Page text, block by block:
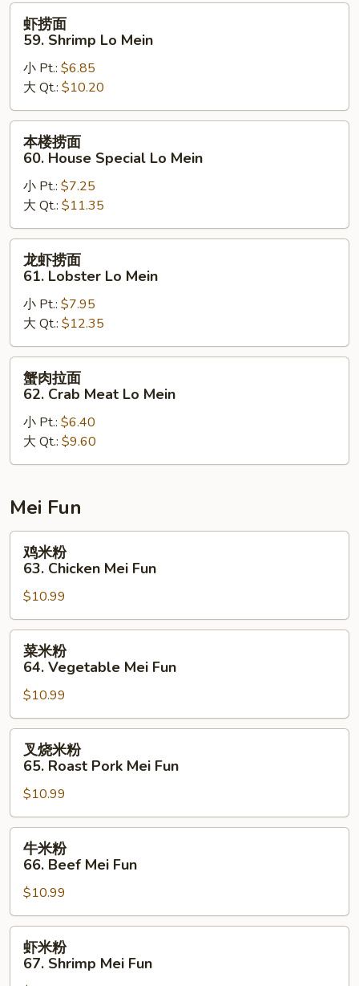
Mein
59.
Shrimp
Lo
Mein
虾捞面
59. Shrimp Lo Mein
小 Pt.: $6.85
大 Qt.: $10.20
60.
House
Special
Lo
Mein
本楼捞面
60. House Special Lo Mein
小 Pt.: $7.25
大 Qt.: $11.35
61.
Lobster
Lo
Mein
龙虾捞面
61. Lobster Lo Mein
小 Pt.: $7.95
大 Qt.: $12.35
62.
Crab
Lo
蟹肉拉面
62. Crab Meat Lo Mein
小 Pt.: $6.40
大 Qt.: $9.60
Mei Fun
63.
Chicken
Mei
Fun
鸡米粉
63. Chicken Mei Fun
$10.99
64.
Vegetable
Mei
Fun
菜米粉
64. Vegetable Mei Fun
$10.99
65.
Roast
Pork
Mei
Fun
叉烧米粉
65. Roast Pork Mei Fun
$10.99
66.
Beef
Mei
Fun
牛米粉
66. Beef Mei Fun
$10.99
虾米粉
67. Shrimp Mei Fun